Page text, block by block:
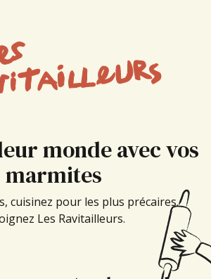
monde avec vos
marmites
cuisinez pour les plus précaires.
Les Ravitailleurs.